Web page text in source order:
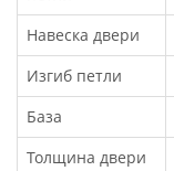
Навеска двери
Изгиб петли
База
Толщина двери